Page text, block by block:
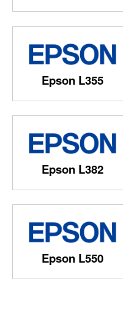
Epson L355
Epson L382
Epson L550